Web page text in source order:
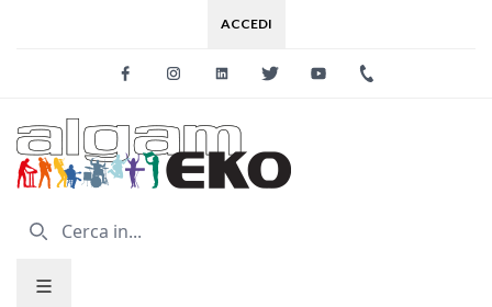
ACCEDI
FacebookInstagramLinkedinTwitter Youtube